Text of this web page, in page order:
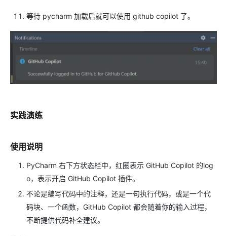
等待 pycharm 加载后就可以使用 github copilot 了。
实践演练
使用说明
PyCharm 右下方状态栏中，红圈表示 GitHub Copilot 的log
o，表示开启 GitHub Copilot 插件。
不论是编写代码中的注释，还是一句执行代码，或是一个代
码块、一个函数，GitHub Copilot 都会随着你的输入过程，
不断提供代码补全建议。